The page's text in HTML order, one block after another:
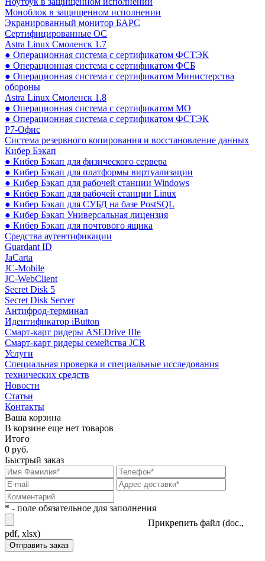
Моноблок в защищенном исполнении
Экранированный монитор БАРС
Сертифицированные ОС
Astra Linux Смоленск 1.7
● Операционная система с сертификатом ФСТЭК
● Операционная система с сертификатом ФСБ
● Операционная система с сертификатом Министерства
обороны
Astra Linux Смоленск 1.8
● Операционная система с сертификатом МО
● Операционная система с сертификатом ФСТЭК
Р7-Офис
Система резервного копирования и восстановление данных
Кибер Бэкап
● Кибер Бэкап для физического сервера
● Кибер Бэкап для платформы виртуализации
● Кибер Бэкап для рабочей станции Windows
● Кибер Бэкап для рабочей станции Linux
● Кибер Бэкап для СУБД на базе PostSQL
● Кибер Бэкап Универсальная лицензия
● Кибер Бэкап для почтового ящика
Средства аутентификации
Guardant ID
JaCarta
JC-Mobile
JC-WebClient
Secret Disk 5
Secret Disk Server
Антифрод-терминал
Идентификатор iButton
Смарт-карт ридеры ASEDrive IIIe
Смарт-карт ридеры семейства JCR
Услуги
Специальная проверка и специальные исследования
технических средств
Новости
Статьи
Контакты
Ваша корзина
В корзине еще нет товаров
Итого
0 руб.
Быстрый заказ
* - поле обязательное для заполнения
Прикрепить файл (doc.,
pdf, xlsx)